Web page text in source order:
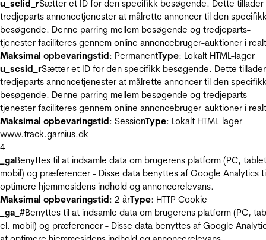
u_sclid_rSætter et ID for den specifikk besøgende. Dette tillader
tredjeparts annoncetjenester at målrette annoncer til den
besøgende. Denne parring mellem besøgende og tredjeparts-
tjenester faciliteres gennem online annoncebruger-auktioner i
Maksimal opbevaringstid: PermanentType: Lokalt HTML-lager
u_scsid_rSætter et ID for den specifikk besøgende. Dette tillader
tredjeparts annoncetjenester at målrette annoncer til den
besøgende. Denne parring mellem besøgende og tredjeparts-
tjenester faciliteres gennem online annoncebruger-auktioner i
Maksimal opbevaringstid: SessionType: Lokalt HTML-lager
www.track.garnius.dk
4
_gaBenyttes til at indsamle data om brugerens platform (PC,
mobil) og præferencer - Disse data benyttes af Google Analytics
optimere hjemmesidens indhold og annoncerelevans.
Maksimal opbevaringstid: 2 årType: HTTP Cookie
_ga_#Benyttes til at indsamle data om brugerens platform (PC,
el. mobil) og præferencer - Disse data benyttes af Google